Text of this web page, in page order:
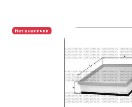
Нет в наличии